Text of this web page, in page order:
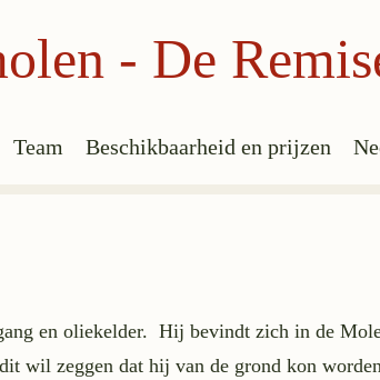
- De
Team Beschikbaarheid en prijzen
en oliekelder. Hij bevindt zich in de
wil zeggen dat hij van de grond kon